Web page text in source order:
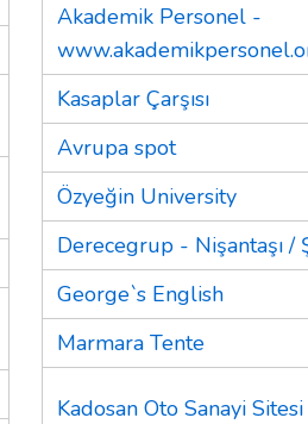
Akademik Personel -
Kasaplar Çarşısı
Avrupa spot
Özyeğin University
Derecegrup - Nişantaşı /
George`s English
Marmara Tente
Kadosan Oto Sanayi Sitesi